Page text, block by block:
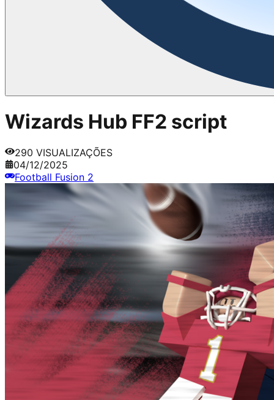
Wizards Hub FF2 script
290 VISUALIZAÇÕES
04/12/2025
Football Fusion 2